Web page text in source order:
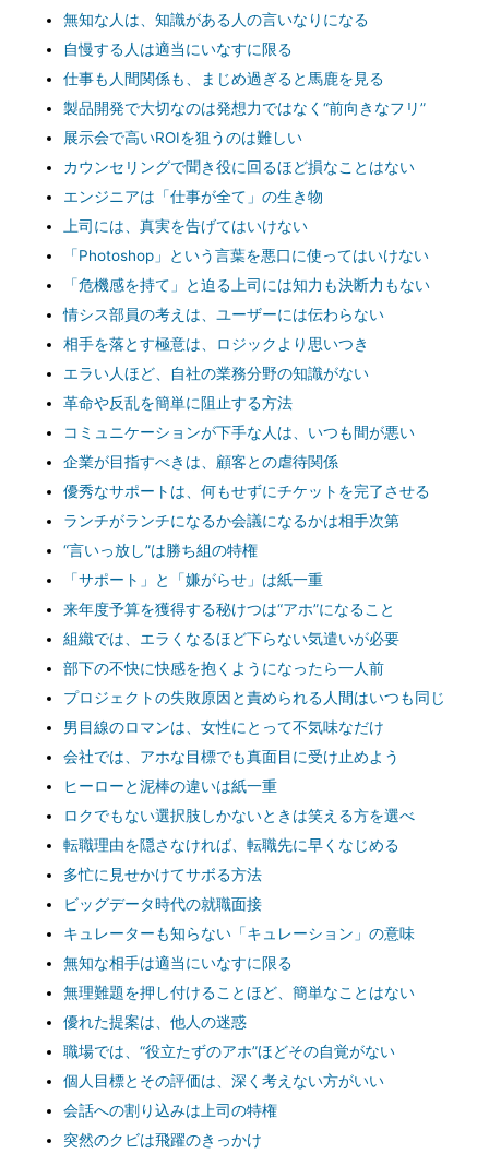
無知な人は、知識がある人の言いなりになる
自慢する人は適当にいなすに限る
仕事も人間関係も、まじめ過ぎると馬鹿を見る
製品開発で大切なのは発想力ではなく“前向きなフリ”
展示会で高いROIを狙うのは難しい
カウンセリングで聞き役に回るほど損なことはない
エンジニアは「仕事が全て」の生き物
上司には、真実を告げてはいけない
「Photoshop」という言葉を悪口に使ってはいけない
「危機感を持て」と迫る上司には知力も決断力もない
情シス部員の考えは、ユーザーには伝わらない
相手を落とす極意は、ロジックより思いつき
エラい人ほど、自社の業務分野の知識がない
革命や反乱を簡単に阻止する方法
コミュニケーションが下手な人は、いつも間が悪い
企業が目指すべきは、顧客との虐待関係
優秀なサポートは、何もせずにチケットを完了させる
ランチがランチになるか会議になるかは相手次第
“言いっ放し”は勝ち組の特権
「サポート」と「嫌がらせ」は紙一重
来年度予算を獲得する秘けつは“アホ”になること
組織では、エラくなるほど下らない気遣いが必要
部下の不快に快感を抱くようになったら一人前
プロジェクトの失敗原因と責められる人間はいつも同じ
男目線のロマンは、女性にとって不気味なだけ
会社では、アホな目標でも真面目に受け止めよう
ヒーローと泥棒の違いは紙一重
ロクでもない選択肢しかないときは笑える方を選べ
転職理由を隠さなければ、転職先に早くなじめる
多忙に見せかけてサボる方法
ビッグデータ時代の就職面接
キュレーターも知らない「キュレーション」の意味
無知な相手は適当にいなすに限る
無理難題を押し付けることほど、簡単なことはない
優れた提案は、他人の迷惑
職場では、“役立たずのアホ”ほどその自覚がない
個人目標とその評価は、深く考えない方がいい
会話への割り込みは上司の特権
突然のクビは飛躍のきっかけ